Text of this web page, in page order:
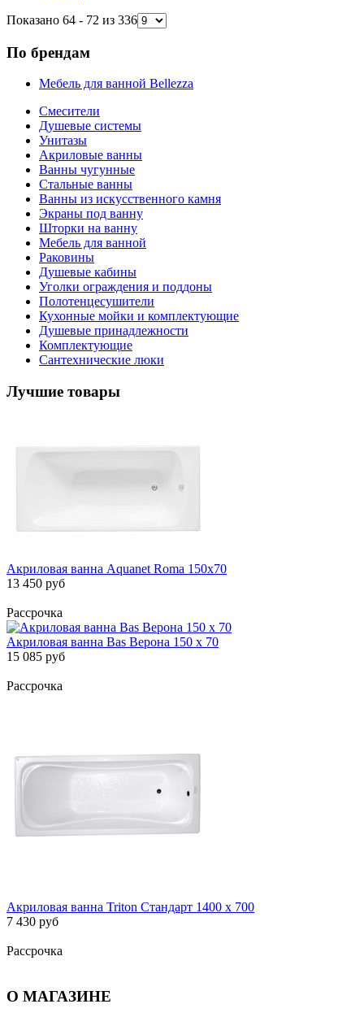
Показано 64 - 72 из 336
По брендам
Мебель для ванной Bellezza
Смесители
Душевые системы
Унитазы
Акриловые ванны
Ванны чугунные
Стальные ванны
Ванны из искусственного камня
Экраны под ванну
Шторки на ванну
Мебель для ванной
Раковины
Душевые кабины
Уголки ограждения и поддоны
Полотенцесушители
Кухонные мойки и комплектующие
Душевые принадлежности
Комплектующие
Сантехнические люки
Лучшие товары
Акриловая ванна Aquanet Roma 150x70
13 450 руб
Рассрочка
Акриловая ванна Bas Верона 150 х 70
15 085 руб
Рассрочка
Акриловая ванна Triton Стандарт 1400 х 700
7 430 руб
Рассрочка
О МАГАЗИНЕ